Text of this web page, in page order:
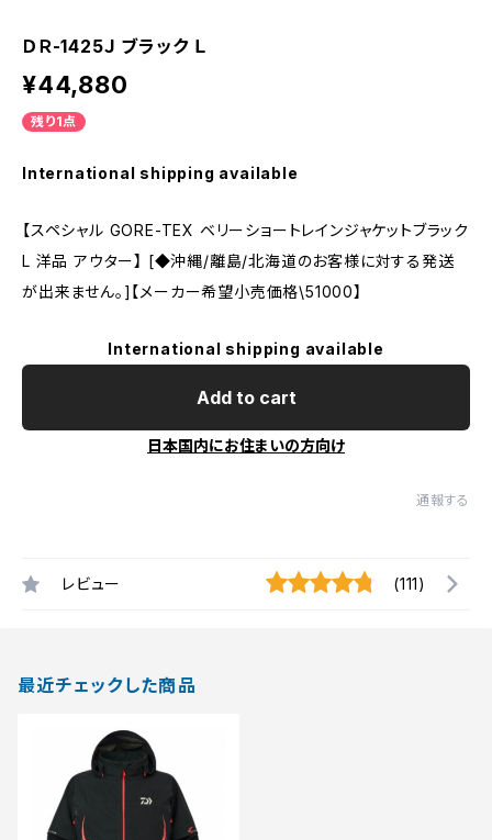
ＤＲ-1425Ｊ ブラック Ｌ
¥44,880
残り1点
International shipping available
【スペシャル GORE-TEX ベリーショートレインジャケットブラック
L 洋品 アウター】 [◆沖縄/離島/北海道のお客様に対する発送
が出来ません。]【メーカー希望小売価格\51000】
International shipping available
Add to cart
日本国内にお住まいの方向け
通報する
レビュー (111)
最近チェックした商品